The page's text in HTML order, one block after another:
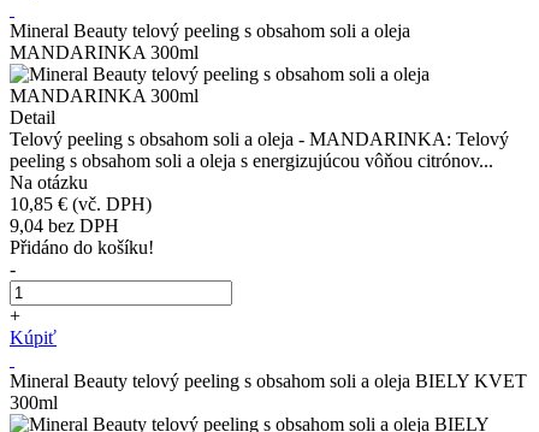
Mineral Beauty telový peeling s obsahom soli a oleja
MANDARINKA 300ml
Detail
Telový peeling s obsahom soli a oleja - MANDARINKA: Telový
peeling s obsahom soli a oleja s energizujúcou vôňou citrónov...
Na otázku
10,85 € (vč. DPH)
9,04 bez DPH
Přidáno do košíku!
-
+
Kúpiť
Mineral Beauty telový peeling s obsahom soli a oleja BIELY KVET
300ml